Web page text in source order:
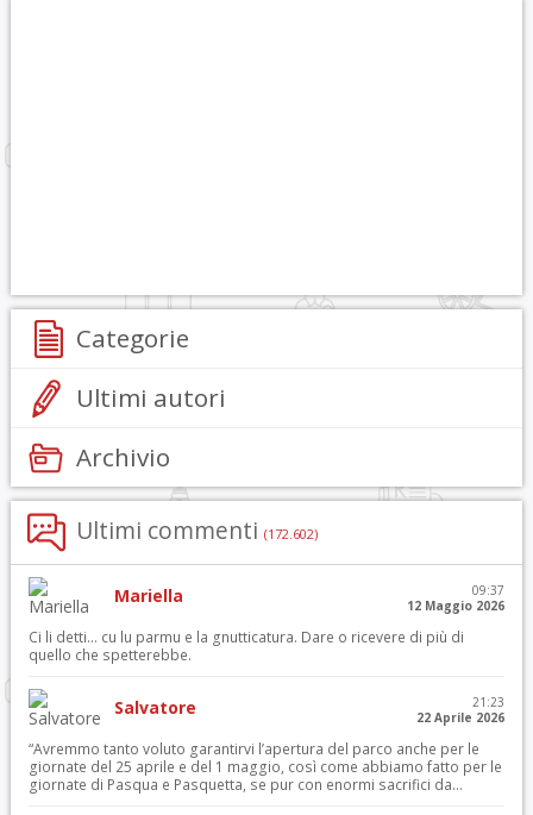
Categorie
Ultimi autori
Archivio
Ultimi commenti (172.602)
Mariella
09:37
12 Maggio 2026
Ci li detti… cu lu parmu e la gnutticatura. Dare o ricevere di più di
quello che spetterebbe.
Salvatore
21:23
22 Aprile 2026
“Avremmo tanto voluto garantirvi l’apertura del parco anche per le
giornate del 25 aprile e del 1 maggio, così come abbiamo fatto per le
giornate di Pasqua e Pasquetta, se pur con enormi sacrifici da...